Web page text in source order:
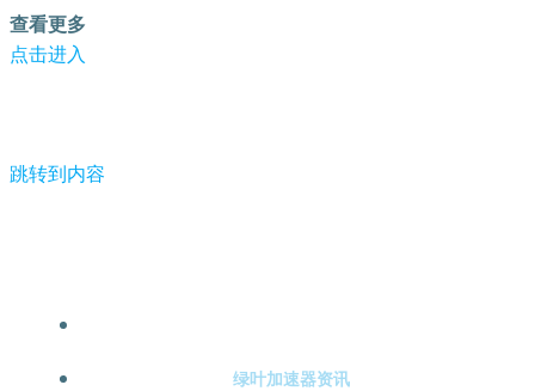
查看更多
点击进入
跳转到内容
绿叶加速器资讯